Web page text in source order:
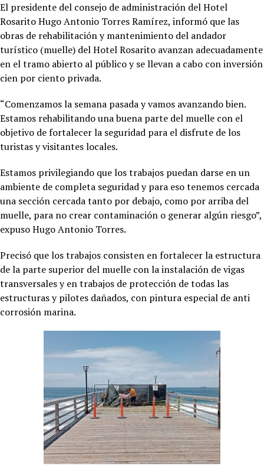
El presidente del consejo de administración del Hotel
Rosarito Hugo Antonio Torres Ramírez, informó que las
obras de rehabilitación y mantenimiento del andador
turístico (muelle) del Hotel Rosarito avanzan adecuadamente
en el tramo abierto al público y se llevan a cabo con inversión
cien por ciento privada.
“Comenzamos la semana pasada y vamos avanzando bien.
Estamos rehabilitando una buena parte del muelle con el
objetivo de fortalecer la seguridad para el disfrute de los
turistas y visitantes locales.
Estamos privilegiando que los trabajos puedan darse en un
ambiente de completa seguridad y para eso tenemos cercada
una sección cercada tanto por debajo, como por arriba del
muelle, para no crear contaminación o generar algún riesgo”,
expuso Hugo Antonio Torres.
Precisó que los trabajos consisten en fortalecer la estructura
de la parte superior del muelle con la instalación de vigas
transversales y en trabajos de protección de todas las
estructuras y pilotes dañados, con pintura especial de anti
corrosión marina.